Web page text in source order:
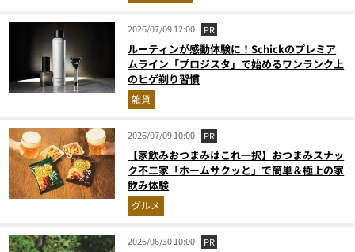
2026/07/09 12:00 PR
ルーティンが感動体験に！Schickのプレミア
ムライン「プロジスタ」で始めるワンランク上
のヒゲ剃り習慣
雑貨
2026/07/09 10:00 PR
【家飲みおつまみはこれ一択】おつまみスナッ
ク不二家「ホームサクッと」で簡単＆極上の家
飲み体験
グルメ
2026/06/30 10:00 PR